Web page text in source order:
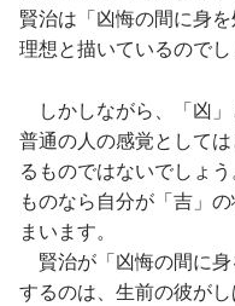
賢治は「凶悔の間に身
理想と描いているのでし
しかしながら、「凶」
普通の人の感覚として
るものではないでしょ
ものなら自分が「吉」
まいます。
賢治が「凶悔の間に身
するのは、生前の彼が